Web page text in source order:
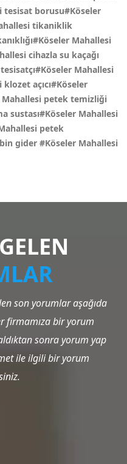
tesisat borusu#Köseler
tikaniklik
Mahallesi
cihazla su kaçağı
Mahallesi
açıcı#Köseler
petek temizliği
sustası#Köseler Mahallesi
petek
gider #Köseler Mahallesi
son yorumlar aşağıda
firmamıza bir yorum
sonra yorum yap
ile ilgili bir yorum